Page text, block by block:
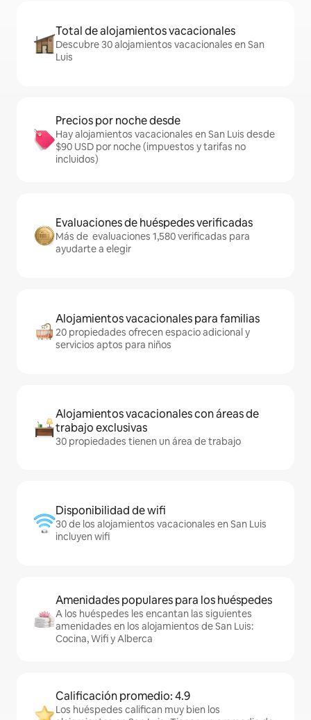
Total de alojamientos vacacionales
Descubre 30 alojamientos vacacionales en San
Luis
Precios por noche desde
Hay alojamientos vacacionales en San Luis desde
$90 USD por noche (impuestos y tarifas no
incluidos)
Evaluaciones de huéspedes verificadas
Más de evaluaciones 1,580 verificadas para
ayudarte a elegir
Alojamientos vacacionales para familias
20 propiedades ofrecen espacio adicional y
servicios aptos para niños
Alojamientos vacacionales con áreas de
trabajo exclusivas
30 propiedades tienen un área de trabajo
Disponibilidad de wifi
30 de los alojamientos vacacionales en San Luis
incluyen wifi
Amenidades populares para los huéspedes
A los huéspedes les encantan las siguientes
amenidades en los alojamientos de San Luis:
Cocina, Wifi y Alberca
Calificación promedio: 4.9
Los huéspedes califican muy bien los